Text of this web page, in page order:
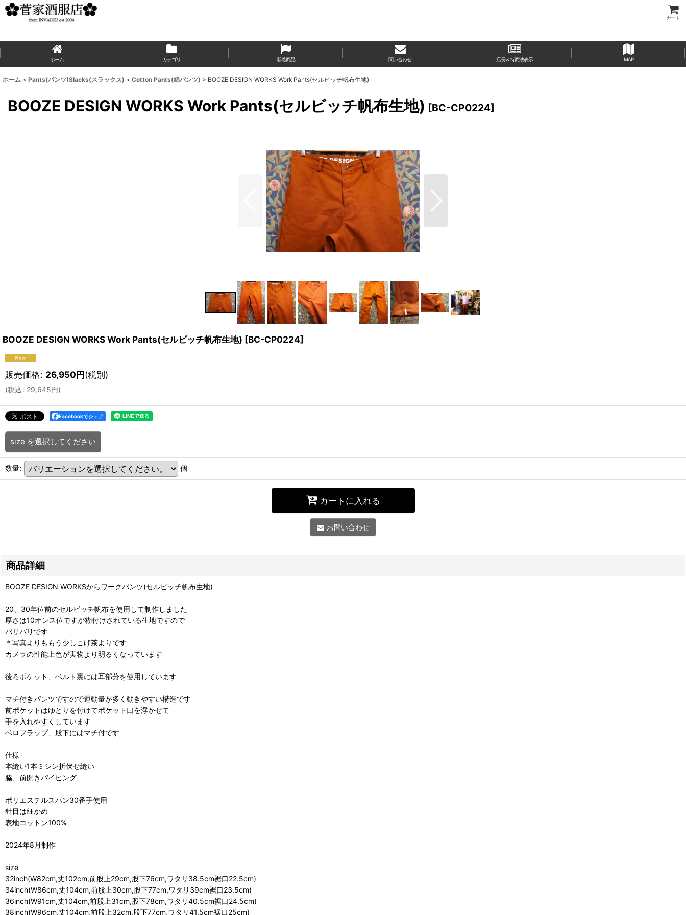
カート
ホーム カテゴリ 新着商品 問い合わせ 店長＆特商法表示 MAP
ホーム > Pants(パンツ)Slacks(スラックス) > Cotton Pants(綿パンツ) > BOOZE DESIGN WORKS Work Pants(セルビッチ帆布生地)
BOOZE DESIGN WORKS Work Pants(セルビッチ帆布生地) [BC-CP0224]
BOOZE DESIGN WORKS Work Pants(セルビッチ帆布生地) [BC-CP0224]
販売価格: 26,950円(税別)
(税込: 29,645円)
Facebookでシェア
size を選択してください
数量: 個
カートに入れる
お問い合わせ
商品詳細
BOOZE DESIGN WORKSからワークパンツ(セルビッチ帆布生地)
20、30年位前のセルビッチ帆布を使用して制作しました
厚さは10オンス位ですが糊付けされている生地ですので
バリバリです
＊写真よりももう少しこげ茶よりです
カメラの性能上色が実物より明るくなっています
後ろポケット、ベルト裏には耳部分を使用しています
マチ付きパンツですので運動量が多く動きやすい構造です
前ポケットはゆとりを付けてポケット口を浮かせて
手を入れやすくしています
ベロフラップ、股下にはマチ付です
仕様
本縫い1本ミシン折伏せ縫い
脇、前開きパイピング
ポリエステルスパン30番手使用
針目は細かめ
表地コットン100%
2024年8月制作
size
32inch(W82cm,丈102cm,前股上29cm,股下76cm,ワタリ38.5cm裾口22.5cm)
34inch(W86cm,丈104cm,前股上30cm,股下77cm,ワタリ39cm裾口23.5cm)
36inch(W91cm,丈104cm,前股上31cm,股下78cm,ワタリ40.5cm裾口24.5cm)
38inch(W96cm,丈104cm,前股上32cm,股下77cm,ワタリ41.5cm裾口25cm)